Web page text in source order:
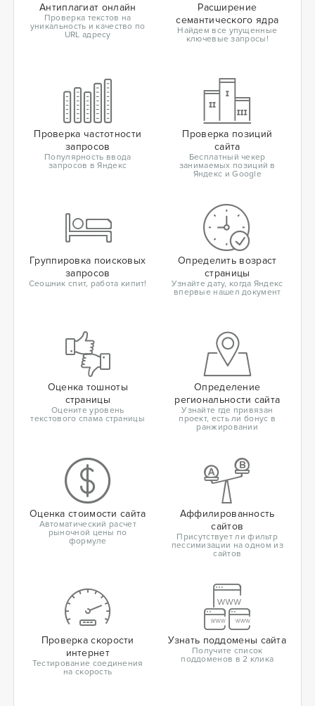
Антиплагиат онлайн
Проверка текстов на
уникальность и качество по
URL адресу
Расширение
семантического ядра
Найдем все упущенные
ключевые запросы!
Проверка частотности
запросов
Популярность ввода
запросов в Яндекс
Проверка позиций
сайта
Бесплатный чекер
занимаемых позиций в
Яндекс и Google
Группировка поисковых
запросов
Сеошник спит, работа кипит!
Определить возраст
страницы
Узнайте дату, когда Яндекс
впервые нашел документ
Оценка тошноты
страницы
Оцените уровень
текстового спама страницы
Определение
региональности сайта
Узнайте где привязан
проект, есть ли бонус в
ранжировании
Оценка стоимости сайта
Автоматический расчет
рыночной цены по
формуле
Аффилированность
сайтов
Присутствует ли фильтр
пессимизации на одном из
сайтов
Проверка скорости
интернет
Тестирование соединения
на скорость
Узнать поддомены сайта
Получите список
поддоменов в 2 клика